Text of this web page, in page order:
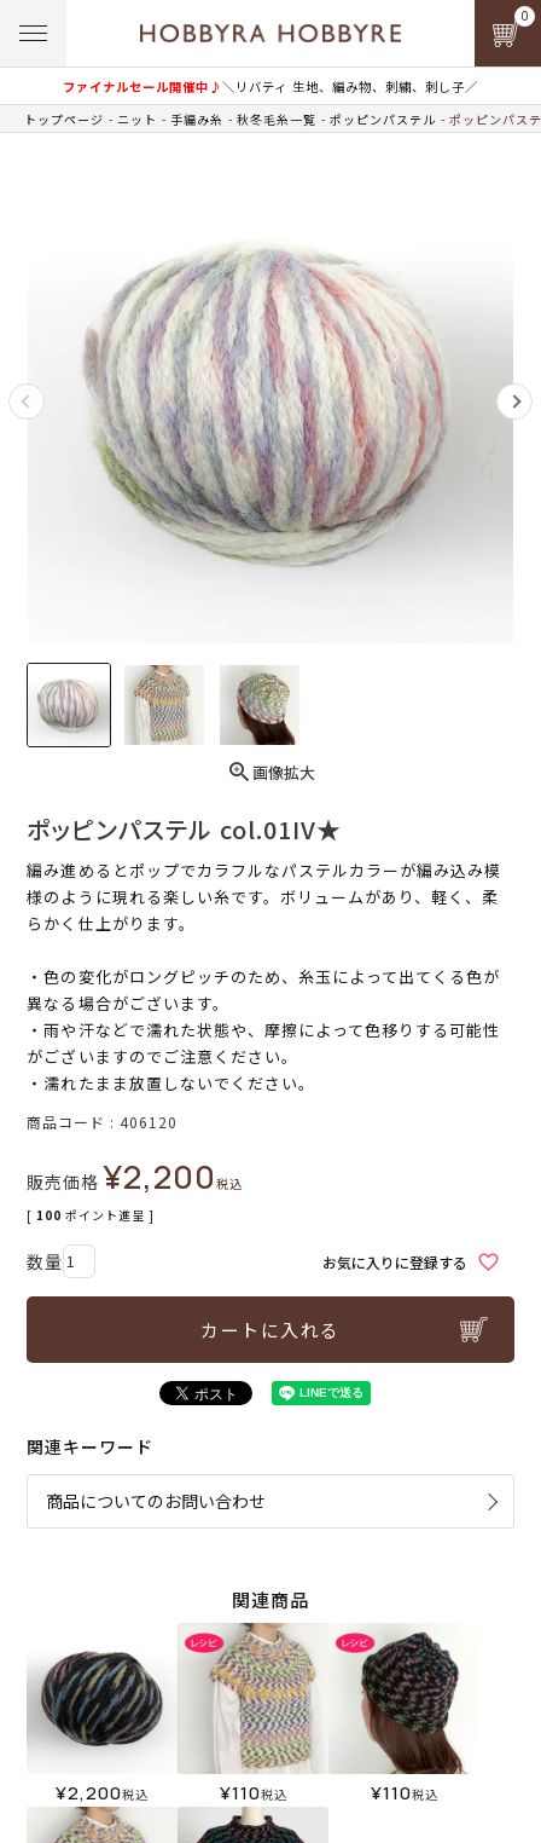
ファイナルセール開催中♪＼リバティ 生地、編み物、刺繍、刺し子／
0
トップページ ニット 手編み糸 秋冬毛糸一覧 ポッピンパステル ポッピンパス
画像拡大
ポッピンパステル col.01IV★
編み進めるとポップでカラフルなパステルカラーが編み込み模
様のように現れる楽しい糸です。ボリュームがあり、軽く、柔
らかく仕上がります。
・色の変化がロングピッチのため、糸玉によって出てくる色が
異なる場合がございます。
・雨や汗などで濡れた状態や、摩擦によって色移りする可能性
がございますのでご注意ください。
・濡れたまま放置しないでください。
商品コード 406120
販売価格 ¥2,200税込
[ 100 ポイント進呈 ]
お気に入りに登録する
カートに入れる
関連キーワード
商品についてのお問い合わせ
関連商品
¥2,200税込 ¥110税込 ¥110税込